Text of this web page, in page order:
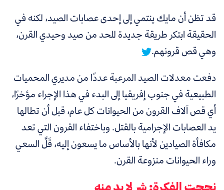
قد تظن أن مايك ينتمي إلى إحدى عصابات الصيد،لكنه في
الحقيقة ابتكر طريقة جديدة للحد من صيد وحيدي القرن،
وهي قص قرونهم.
دفعت معدلات الصيد المرعبة عددًا من مديري المحميات
الطبيعية في جنوب إفريقيا إلى البدء في هذا الإجراء مؤخرًا،
أي قص آلاف القرون من الحيوانات كل عام، قبل أن تطالها
يد العصابات الإجرامية بالقتل. وباختفاء القرون التي تعد
مكافأة الصيادين لأنها بالأساس ما يسعون إليه، قَلَّ السعي
وراء الحيوانات منزوعة القرن.
نجحت الفكرة: شر لا بد منه